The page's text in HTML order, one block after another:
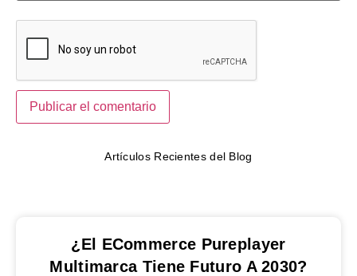
Artículos Recientes del Blog
¿El ECommerce Pureplayer
Multimarca Tiene Futuro A 2030?